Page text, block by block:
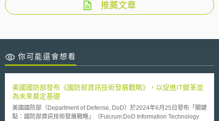
推薦文章
你可能還會想看
美國國防部發布《國防部資訊技術發展戰略》，以促進IT變革並
為未來奠定基礎
美國國防部（Department of Defense, DoD）於2024年6月25日發布「關鍵
點：國防部資訊技術發展戰略」（Fulcrum:DoD Information Technology